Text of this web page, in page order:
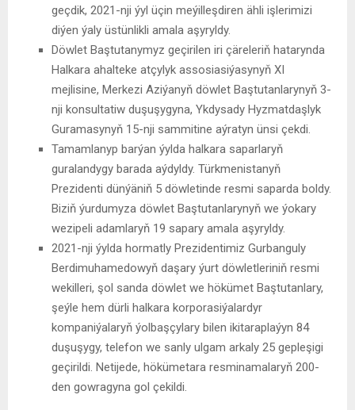
geçdik, 2021-nji ýyl üçin meýilleşdiren ähli işlerimizi
diýen ýaly üstünlikli amala aşyryldy.
Döwlet Baştutanymyz geçirilen iri çäreleriň hatarynda
Halkara ahalteke atçylyk assosiasiýasynyň XI
mejlisine, Merkezi Aziýanyň döwlet Baştutanlarynyň 3-
nji konsultatiw duşuşygyna, Ykdysady Hyzmatdaşlyk
Guramasynyň 15-nji sammitine aýratyn ünsi çekdi.
Tamamlanyp barýan ýylda halkara saparlaryň
guralandygy barada aýdyldy. Türkmenistanyň
Prezidenti dünýäniň 5 döwletinde resmi saparda boldy.
Biziň ýurdumyza döwlet Baştutanlarynyň we ýokary
wezipeli adamlaryň 19 sapary amala aşyryldy.
2021-nji ýylda hormatly Prezidentimiz Gurbanguly
Berdimuhamedowyň daşary ýurt döwletleriniň resmi
wekilleri, şol sanda döwlet we hökümet Baştutanlary,
şeýle hem dürli halkara korporasiýalardyr
kompaniýalaryň ýolbaşçylary bilen ikitaraplaýyn 84
duşuşygy, telefon we sanly ulgam arkaly 25 gepleşigi
geçirildi. Netijede, hökümetara resminamalaryň 200-
den gowragyna gol çekildi.